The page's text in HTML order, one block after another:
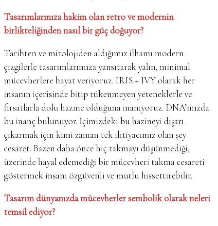
Tasarımlarınıza hakim olan retro ve modernin
birlikteliğinden nasıl bir güç doğuyor?
Tarihten ve mitolojiden aldığımız ilhamı modern
çizgilerle tasarımlarımıza yansıtarak yalın, minimal
mücevherlere hayat veriyoruz. IRIS + IVY olarak her
insanın içerisinde bitip tükenmeyen yeteneklerle ve
fırsatlarla dolu hazine olduğuna inanıyoruz. DNA’mızda
bu inanç bulunuyor. İçimizdeki bu hazineyi dışarı
çıkarmak için kimi zaman tek ihtiyacımız olan şey
cesaret. Bazen daha önce hiç takmayı düşünmediği,
üzerinde hayal edemediği bir mücevheri takma cesareti
göstermek insanı özgüvenli ve mutlu hissettirebilir.
Tasarım dünyanızda mücevherler sembolik olarak neleri
temsil ediyor?